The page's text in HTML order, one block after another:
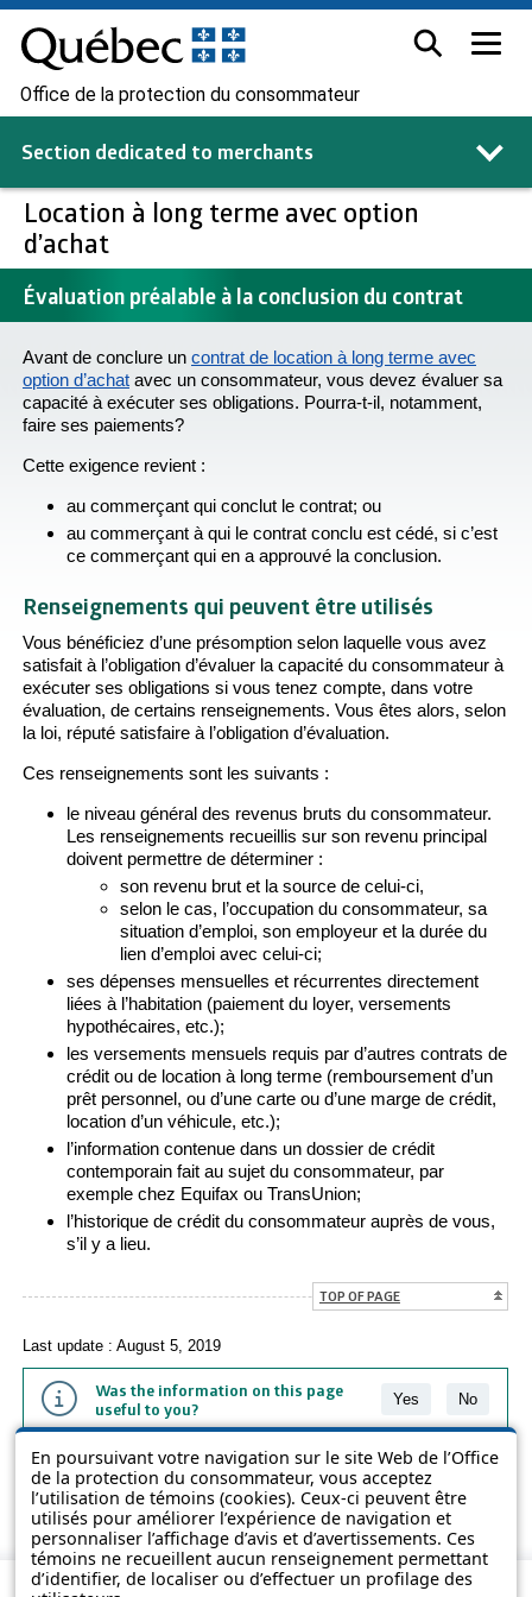
En poursuivant votre navigation sur le site Web de l’Office
de la protection du consommateur, vous acceptez
l’utilisation de témoins (cookies). Ceux-ci peuvent être
utilisés pour améliorer l’expérience de navigation et
personnaliser l’affichage d’avis et d’avertissements. Ces
témoins ne recueillent aucun renseignement permettant
d’identifier, de localiser ou d’effectuer un profilage des
Office de la protection du consommateur
Section dedicated to merchants
Location à long terme avec option
d’achat
Évaluation préalable à la conclusion du contrat
Avant de conclure un contrat de location à long terme avec
option d’achat avec un consommateur, vous devez évaluer sa
capacité à exécuter ses obligations. Pourra-t-il, notamment,
faire ses paiements?
Cette exigence revient :
au commerçant qui conclut le contrat; ou
au commerçant à qui le contrat conclu est cédé, si c’est
ce commerçant qui en a approuvé la conclusion.
Renseignements qui peuvent être utilisés
Vous bénéficiez d’une présomption selon laquelle vous avez
satisfait à l’obligation d’évaluer la capacité du consommateur à
exécuter ses obligations si vous tenez compte, dans votre
évaluation, de certains renseignements. Vous êtes alors, selon
la loi, réputé satisfaire à l’obligation d’évaluation.
Ces renseignements sont les suivants :
le niveau général des revenus bruts du consommateur.
Les renseignements recueillis sur son revenu principal
doivent permettre de déterminer :
son revenu brut et la source de celui-ci,
selon le cas, l’occupation du consommateur, sa
situation d’emploi, son employeur et la durée du
lien d’emploi avec celui-ci;
ses dépenses mensuelles et récurrentes directement
liées à l’habitation (paiement du loyer, versements
hypothécaires, etc.);
les versements mensuels requis par d’autres contrats de
crédit ou de location à long terme (remboursement d’un
prêt personnel, ou d’une carte ou d’une marge de crédit,
location d’un véhicule, etc.);
l’information contenue dans un dossier de crédit
contemporain fait au sujet du consommateur, par
exemple chez Equifax ou TransUnion;
l’historique de crédit du consommateur auprès de vous,
s’il y a lieu.
TOP OF PAGE
Last update : August 5, 2019
Was the information on this page
useful to you?
Yes No
The information contained on this page is presented in simple terms to
make it easier to understand. It does not replace the texts of the laws
and regulations.